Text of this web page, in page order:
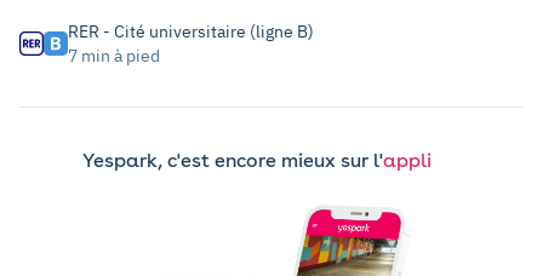
RER - Cité universitaire (ligne B)
7 min à pied
Yespark, c'est encore mieux sur l'appli